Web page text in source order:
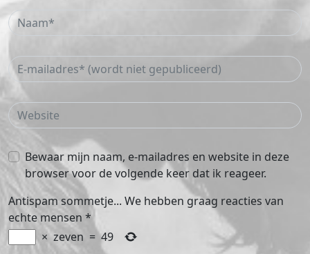
Bewaar mijn naam, e-mailadres en website in deze
browser voor de volgende keer dat ik reageer.
Antispam sommetje... We hebben graag reacties van
echte mensen *
× zeven = 49